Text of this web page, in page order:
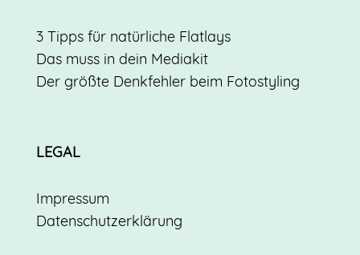
3 Tipps für natürliche Flatlays
Das muss in dein Mediakit
Der größte Denkfehler beim Fotostyling
LEGAL
Impressum
Datenschutzerklärung